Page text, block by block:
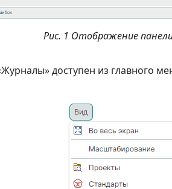
Рис. 1 Отображение
доступен из главного